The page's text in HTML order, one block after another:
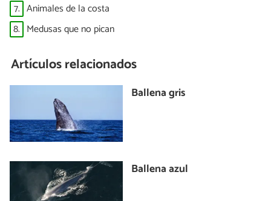
7. Animales de la costa
8. Medusas que no pican
Artículos relacionados
Ballena gris
Ballena azul